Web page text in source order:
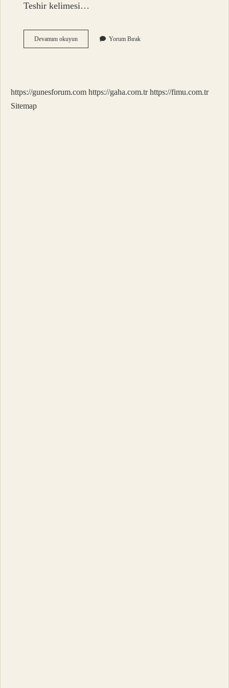
Teshir kelimesi…
Devamını okuyunMüssahhar
Ne
Yorum Bırak
https://gunesforum.com https://gaha.com.tr https://fimu.com.tr
Sitemap